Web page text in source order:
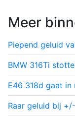
Meer
Piepend geluid
BMW 316Ti
E46 318d gaat in
Raar geluid bij